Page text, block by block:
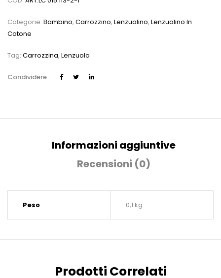
Categorie: Bambino, Carrozzino, Lenzuolino, Lenzuolino In
Cotone
Tag: Carrozzina, Lenzuolo
Condividere :
Informazioni aggiuntive
Recensioni (0)
Peso 0,1 kg
Prodotti Correlati